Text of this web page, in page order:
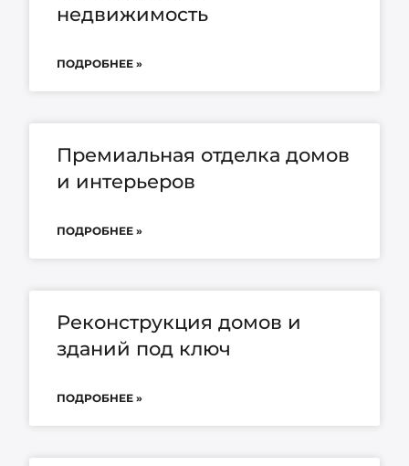
недвижимость
ПОДРОБНЕЕ »
Премиальная отделка домов
и интерьеров
ПОДРОБНЕЕ »
Реконструкция домов и
зданий под ключ
ПОДРОБНЕЕ »